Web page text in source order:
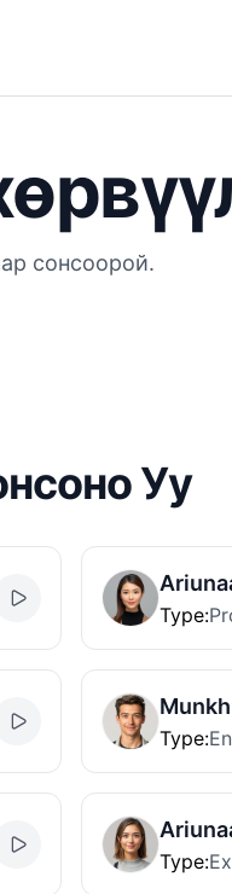
сонсоорой.
Уу
Type:
Munkh
Type:
Type: